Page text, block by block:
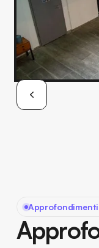
Approfondimenti